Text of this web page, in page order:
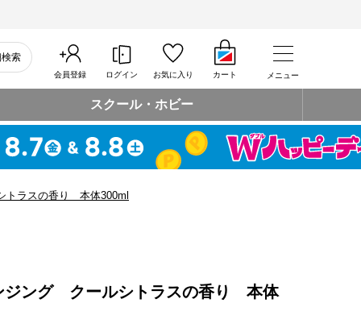
索
会員登録 ログイン お気に入り カート メニュー
スクール・ホビー
ラスの香り 本体300ml
ング クールシトラスの香り 本体